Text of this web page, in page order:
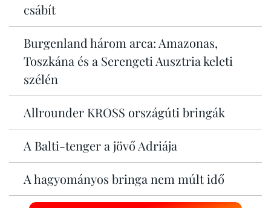
csábít
Burgenland három arca: Amazonas,
Toszkána és a Serengeti Ausztria keleti
szélén
Allrounder KROSS országúti bringák
A Balti-tenger a jövő Adriája
A hagyományos bringa nem múlt idő